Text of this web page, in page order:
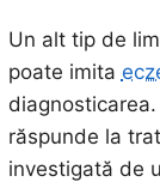
Un alt tip de
poate imita
răspunde la
investigată de